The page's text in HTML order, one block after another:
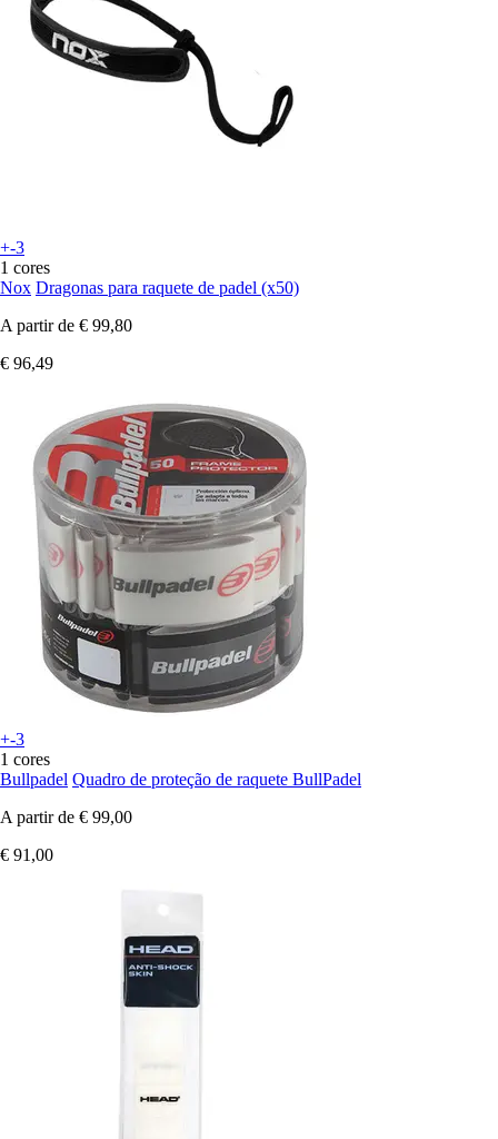
+-3
1 cores
Nox Dragonas para raquete de padel (x50)
A partir de € 99,80
€ 96,49
+-3
1 cores
Bullpadel Quadro de proteção de raquete BullPadel
A partir de € 99,00
€ 91,00